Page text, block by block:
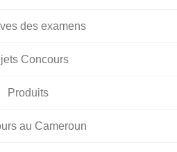
des examens
Concours
Produits
au Cameroun